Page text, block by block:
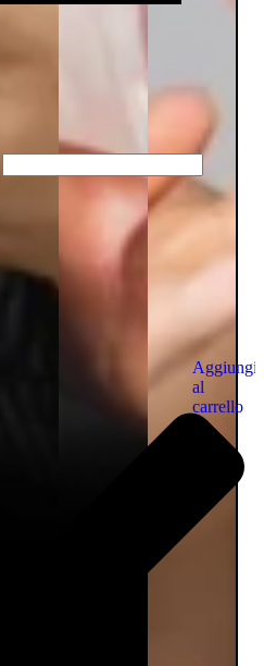
Aggiungi
al
carrello